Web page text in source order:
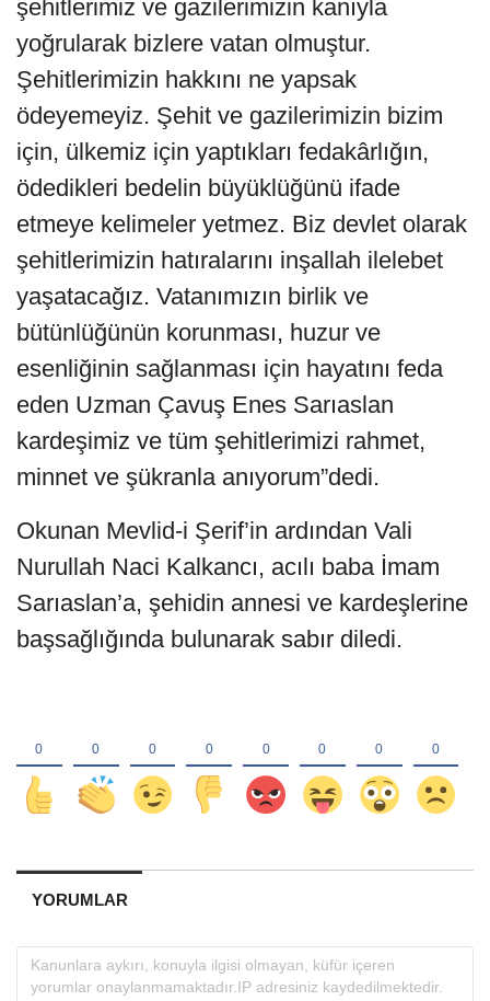
şehitlerimiz ve gazilerimizin kanıyla
yoğrularak bizlere vatan olmuştur.
Şehitlerimizin hakkını ne yapsak
ödeyemeyiz. Şehit ve gazilerimizin bizim
için, ülkemiz için yaptıkları fedakârlığın,
ödedikleri bedelin büyüklüğünü ifade
etmeye kelimeler yetmez. Biz devlet olarak
şehitlerimizin hatıralarını inşallah ilelebet
yaşatacağız. Vatanımızın birlik ve
bütünlüğünün korunması, huzur ve
esenliğinin sağlanması için hayatını feda
eden Uzman Çavuş Enes Sarıaslan
kardeşimiz ve tüm şehitlerimizi rahmet,
minnet ve şükranla anıyorum”dedi.
Okunan Mevlid-i Şerif’in ardından Vali
Nurullah Naci Kalkancı, acılı baba İmam
Sarıaslan’a, şehidin annesi ve kardeşlerine
başsağlığında bulunarak sabır diledi.
YORUMLAR